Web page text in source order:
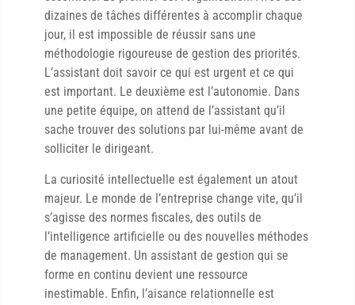
dizaines de tâches différentes à accomplir chaque
jour, il est impossible de réussir sans une
méthodologie rigoureuse de gestion des priorités.
L’assistant doit savoir ce qui est urgent et ce qui
est important. Le deuxième est l’autonomie. Dans
une petite équipe, on attend de l’assistant qu’il
sache trouver des solutions par lui-même avant de
solliciter le dirigeant.
La curiosité intellectuelle est également un atout
majeur. Le monde de l’entreprise change vite, qu’il
s’agisse des normes fiscales, des outils de
l’intelligence artificielle ou des nouvelles méthodes
de management. Un assistant de gestion qui se
forme en continu devient une ressource
inestimable. Enfin, l’aisance relationnelle est